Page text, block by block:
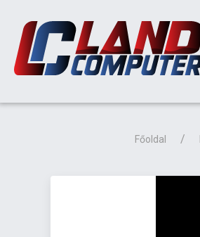
Főoldal